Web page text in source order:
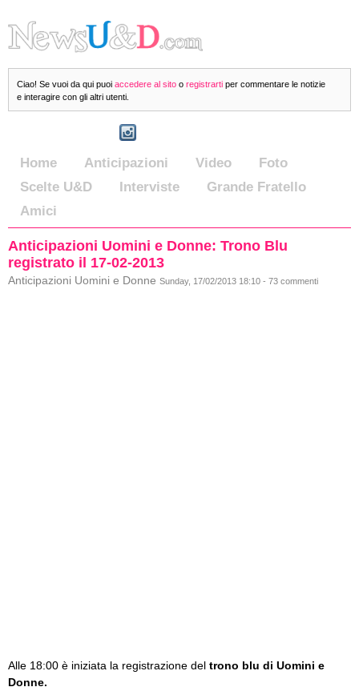
Ciao! Se vuoi da qui puoi accedere al sito o registrarti per commentare le notizie
e interagire con gli altri utenti.
Home Anticipazioni Video
Foto
Scelte U&D
Interviste
Grande Fratello
Amici
Anticipazioni Uomini e Donne: Trono Blu
registrato il 17-02-2013
Anticipazioni Uomini e Donne Sunday, 17/02/2013 18:10 - 73 commenti
Alle 18:00 è iniziata la registrazione del trono blu di Uomini e
Donne.